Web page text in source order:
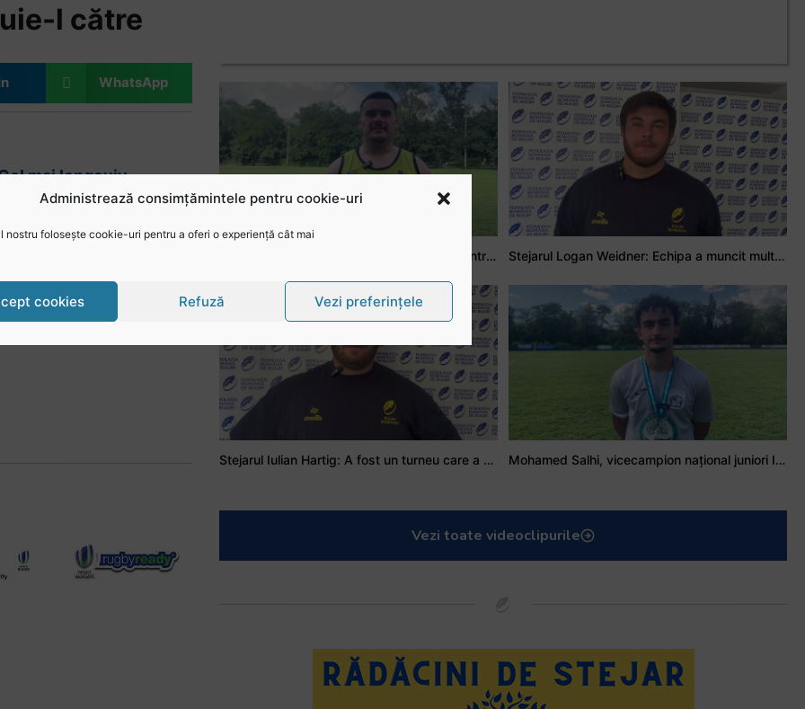
Administrează consimțămintele pentru cookie-uri
nostru folosește cookie-uri pentru a oferi o experiență cât mai
cookies Refuză Vezi preferințele
l către
WhatsApp
mai longeviv
membru al comunității
Guțu, decorat de
general de brigadă în
Adrian Țală: Visul meu este să debutez pentru România Stejarul Logan Weidner: Echipa a muncit mult, iar asta se va vedea în meciurile de la Nations Cup
Stejarul Iulian Hartig: A fost un turneu care a unit mai mult echipa Mohamed Salhi, vicecampion național juniori I: Rugby-ul te învață să accepți și înfrângerile
Vezi toate videoclipurile